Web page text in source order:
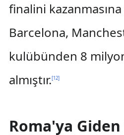
finalini
Barcelona,
kulübünden 8
almıştır.[12]
Roma'ya Giden